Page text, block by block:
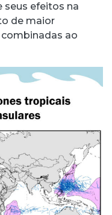
seus efeitos na
de maior
ao